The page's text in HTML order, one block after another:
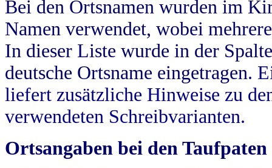
Bei den Ortsnamen wurden im
Namen verwendet, wobei
In dieser Liste wurde in der
deutsche Ortsname eingetragen.
liefert zusätzliche Hinweise zu
verwendeten Schreibvarianten.
Ortsangaben bei den Taufpaten